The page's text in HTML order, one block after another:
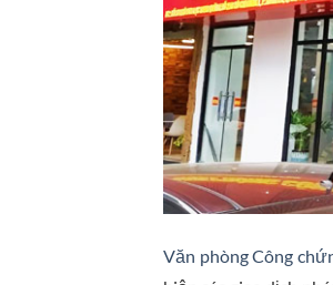
Văn phòng Công